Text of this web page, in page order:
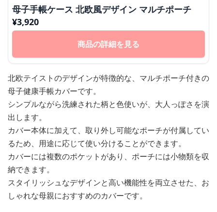
母子手帳ケース 北欧風デザイン マルチポーチ
¥3,920
商品の詳細を見る
北欧テイストのデザインが特徴的な、マルチポーチ付きの
母子健康手帳カバーです。
シンプルながら洗練された柄と色使いが、大人っぽさを演
出します。
カバー本体に加えて、取り外し可能なポーチが付属してい
るため、用途に応じて使い分けることができます。
カバーには複数のポケットがあり、ポーチには小物類を収
納できます。
スタイリッシュなデザインと高い機能性を両立させた、お
しゃれな母親におすすめのカバーです。